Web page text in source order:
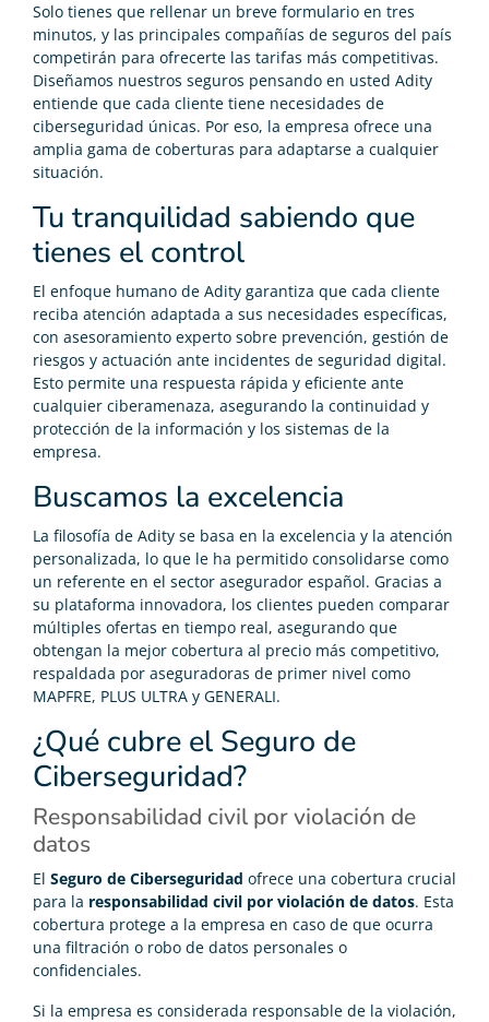
Solo tienes que rellenar un breve formulario en tres
minutos, y las principales compañías de seguros del país
competirán para ofrecerte las tarifas más competitivas.
Diseñamos nuestros seguros pensando en usted Adity
entiende que cada cliente tiene necesidades de
ciberseguridad únicas. Por eso, la empresa ofrece una
amplia gama de coberturas para adaptarse a cualquier
situación.
Tu tranquilidad sabiendo que
tienes el control
El enfoque humano de Adity garantiza que cada cliente
reciba atención adaptada a sus necesidades específicas,
con asesoramiento experto sobre prevención, gestión de
riesgos y actuación ante incidentes de seguridad digital.
Esto permite una respuesta rápida y eficiente ante
cualquier ciberamenaza, asegurando la continuidad y
protección de la información y los sistemas de la
empresa.
Buscamos la excelencia
La filosofía de Adity se basa en la excelencia y la atención
personalizada, lo que le ha permitido consolidarse como
un referente en el sector asegurador español. Gracias a
su plataforma innovadora, los clientes pueden comparar
múltiples ofertas en tiempo real, asegurando que
obtengan la mejor cobertura al precio más competitivo,
respaldada por aseguradoras de primer nivel como
MAPFRE, PLUS ULTRA y GENERALI.
¿Qué cubre el Seguro de
Ciberseguridad?
Responsabilidad civil por violación de
datos
El Seguro de Ciberseguridad ofrece una cobertura crucial
para la responsabilidad civil por violación de datos. Esta
cobertura protege a la empresa en caso de que ocurra
una filtración o robo de datos personales o
confidenciales.
Si la empresa es considerada responsable de la violación,